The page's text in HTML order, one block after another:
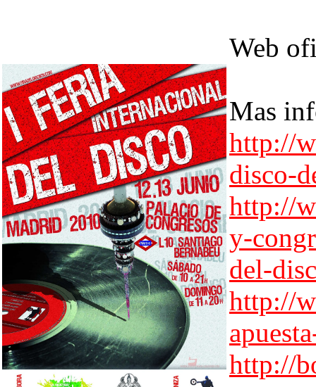
Web
Mas
http://
disco-
http://
y-
del-
http://
http://